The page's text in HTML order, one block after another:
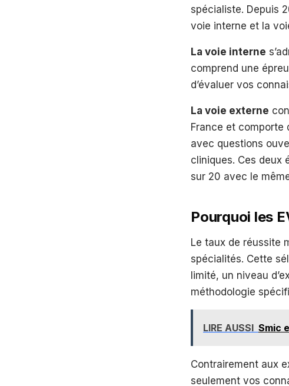
spécialiste. Depuis
voie interne et la
La voie interne
comprend une
d’évaluer vos
La voie externe
France et comporte
avec questions
cliniques. Ces deux
sur 20 avec le
Pourquoi les
Le taux de réussite
spécialités. Cette
limité, un niveau
méthodologie
LIRE AUSSI Smic
Contrairement aux
seulement vos